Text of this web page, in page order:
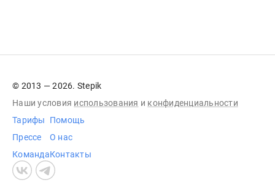
© 2013 — 2026. Stepik
Наши условия использования и конфиденциальности
Тарифы
Прессе
Команда
Помощь
О нас
Контакты